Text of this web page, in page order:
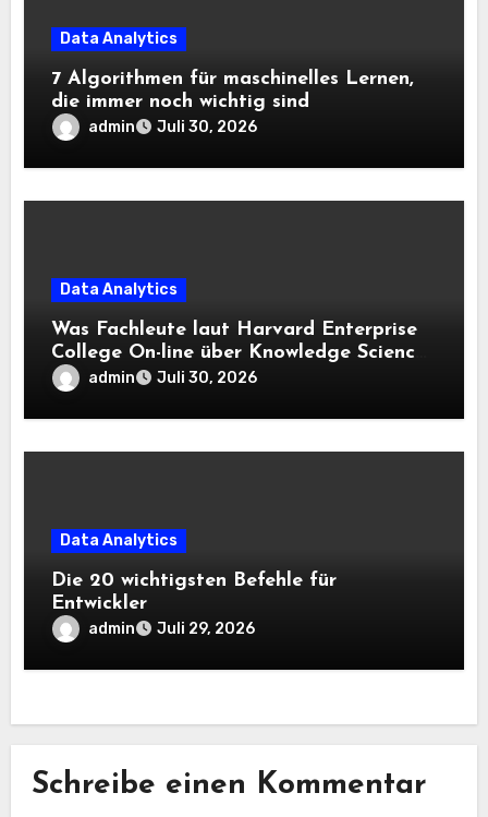
Data Analytics
7 Algorithmen für maschinelles Lernen,
die immer noch wichtig sind
admin Juli 30, 2026
Data Analytics
Was Fachleute laut Harvard Enterprise
College On-line über Knowledge Science
und KI wissen sollten
admin Juli 30, 2026
Data Analytics
Die 20 wichtigsten Befehle für
Entwickler
admin Juli 29, 2026
Schreibe einen Kommentar